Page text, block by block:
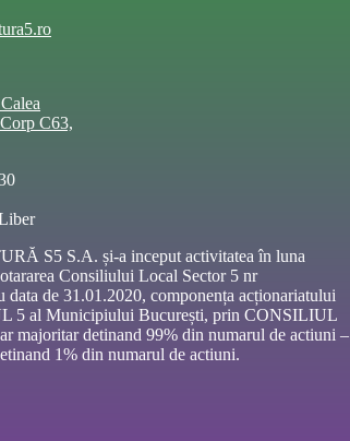
C63,
S5 S.A. și-a inceput activitatea în luna
Consiliului Local Sector 5 nr
data de 31.01.2020, componența acționariatului
5 al Municipiului București, prin CONSILIUL
majoritar detinand 99% din numarul de actiuni –
1% din numarul de actiuni.